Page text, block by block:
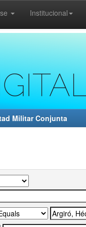
Institucional
Militar Conjunta